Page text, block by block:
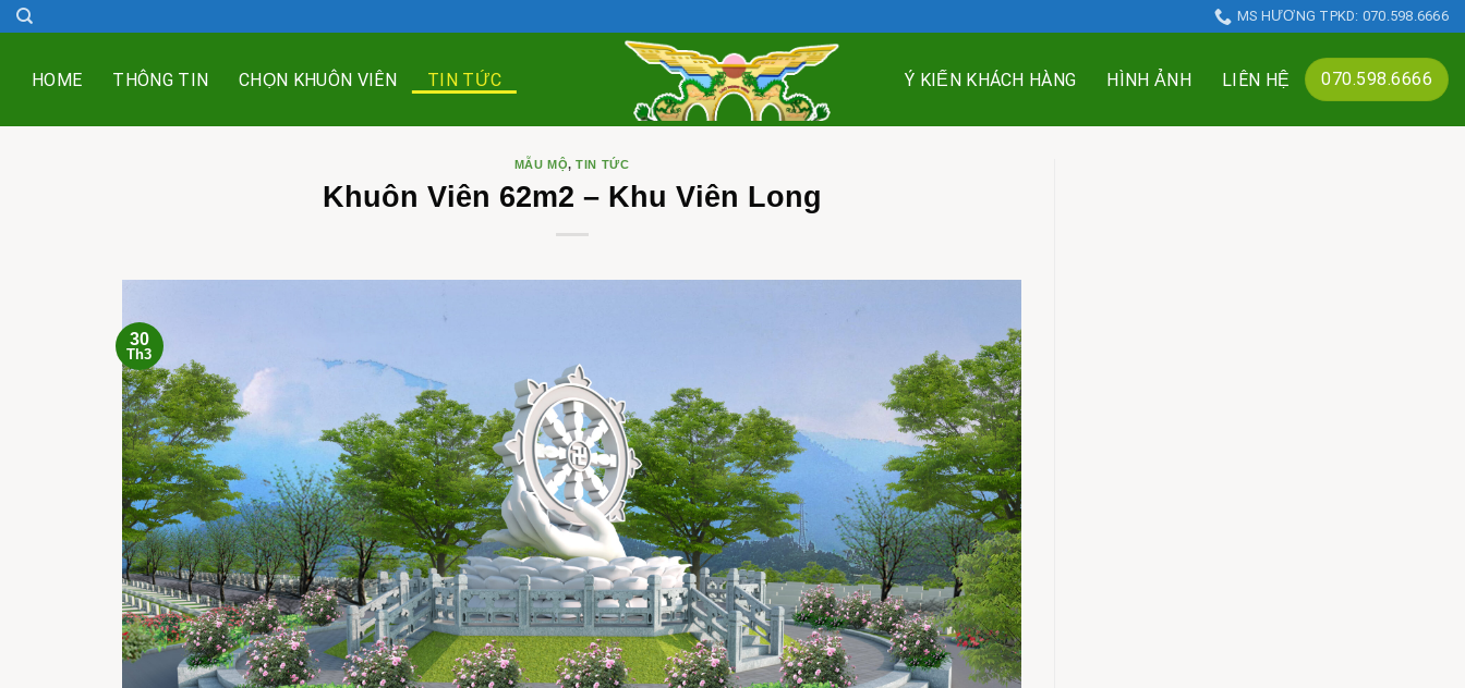
Skip
to
MS HƯƠNG TPKD: 070.598.6666
HOME THÔNG TIN CHỌN KHUÔN VIÊN TIN TỨC Ý KIẾN KHÁCH HÀNG HÌNH ẢNH LIÊN HỆ 070.598.6666
MẪU MỘ,TIN TỨC
Khuôn Viên 62m2 – Khu Viên Long
30
Th3